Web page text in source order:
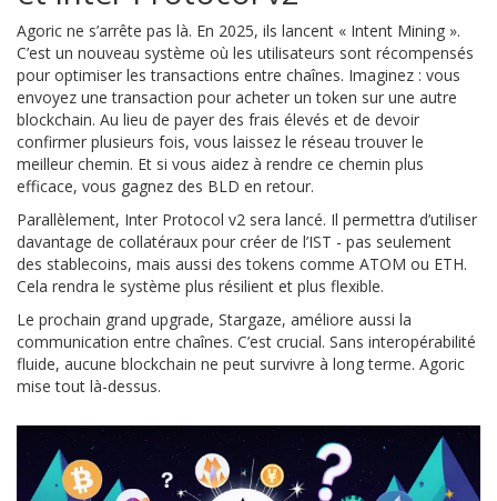
Agoric ne s’arrête pas là. En 2025, ils lancent « Intent Mining ».
C’est un nouveau système où les utilisateurs sont récompensés
pour optimiser les transactions entre chaînes. Imaginez : vous
envoyez une transaction pour acheter un token sur une autre
blockchain. Au lieu de payer des frais élevés et de devoir
confirmer plusieurs fois, vous laissez le réseau trouver le
meilleur chemin. Et si vous aidez à rendre ce chemin plus
efficace, vous gagnez des BLD en retour.
Parallèlement, Inter Protocol v2 sera lancé. Il permettra d’utiliser
davantage de collatéraux pour créer de l’IST - pas seulement
des stablecoins, mais aussi des tokens comme ATOM ou ETH.
Cela rendra le système plus résilient et plus flexible.
Le prochain grand upgrade, Stargaze, améliore aussi la
communication entre chaînes. C’est crucial. Sans interopérabilité
fluide, aucune blockchain ne peut survivre à long terme. Agoric
mise tout là-dessus.